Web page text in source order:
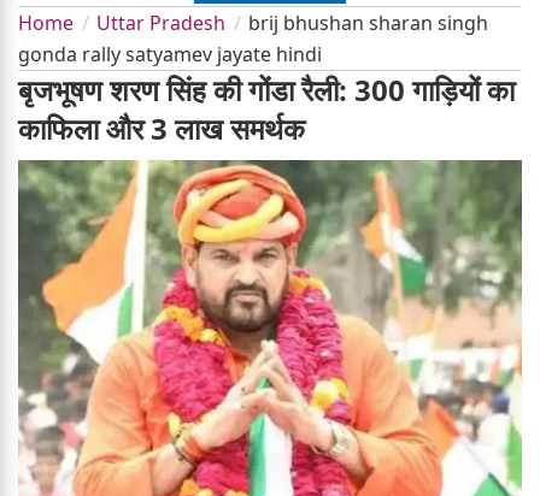
Home Uttar Pradesh
brij bhushan sharan singh
gonda rally satyamev jayate hindi
बृजभूषण शरण सिंह की गोंडा रैली: 300 गाड़ियों का
काफिला और 3 लाख समर्थक